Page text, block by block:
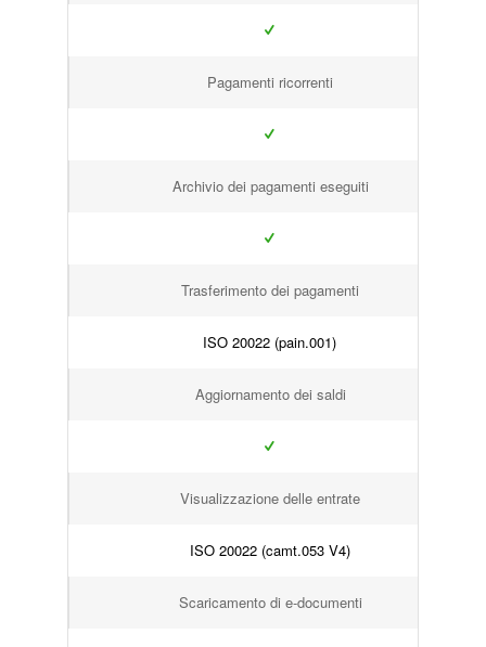
Pagamenti ricorrenti
Archivio dei pagamenti eseguiti
Trasferimento dei pagamenti
ISO 20022 (pain.001)
Aggiornamento dei saldi
Visualizzazione delle entrate
ISO 20022 (camt.053 V4)
Scaricamento di e-documenti